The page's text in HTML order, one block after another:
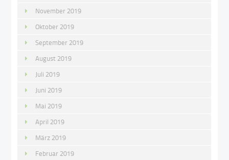
November 2019
Oktober 2019
September 2019
August 2019
Juli 2019
Juni 2019
Mai 2019
April 2019
März 2019
Februar 2019